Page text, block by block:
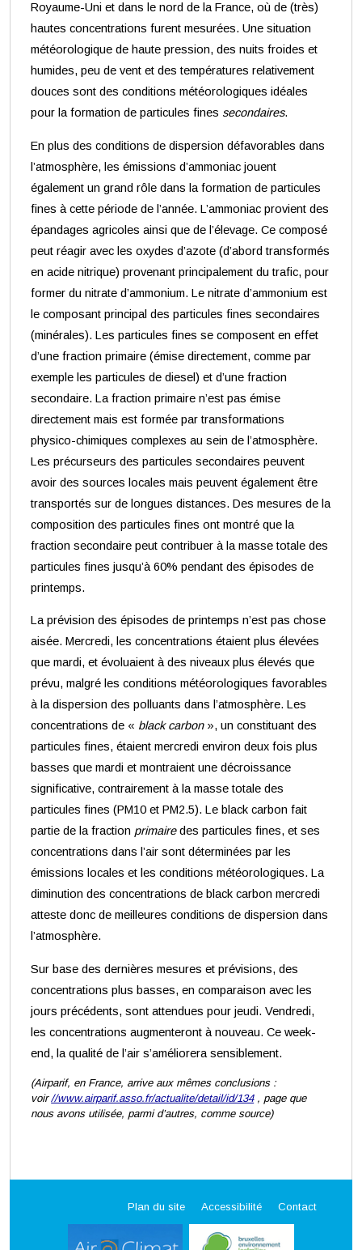
Royaume-Uni et dans le nord de la France, où de (très)
hautes concentrations furent mesurées. Une situation
météorologique de haute pression, des nuits froides et
humides, peu de vent et des températures relativement
douces sont des conditions météorologiques idéales
pour la formation de particules fines secondaires.
En plus des conditions de dispersion défavorables dans
l’atmosphère, les émissions d’ammoniac jouent
également un grand rôle dans la formation de particules
fines à cette période de l’année. L’ammoniac provient des
épandages agricoles ainsi que de l’élevage. Ce composé
peut réagir avec les oxydes d’azote (d’abord transformés
en acide nitrique) provenant principalement du trafic, pour
former du nitrate d’ammonium. Le nitrate d’ammonium est
le composant principal des particules fines secondaires
(minérales). Les particules fines se composent en effet
d’une fraction primaire (émise directement, comme par
exemple les particules de diesel) et d’une fraction
secondaire. La fraction primaire n’est pas émise
directement mais est formée par transformations
physico-chimiques complexes au sein de l’atmosphère.
Les précurseurs des particules secondaires peuvent
avoir des sources locales mais peuvent également être
transportés sur de longues distances. Des mesures de la
composition des particules fines ont montré que la
fraction secondaire peut contribuer à la masse totale des
particules fines jusqu’à 60% pendant des épisodes de
printemps.
La prévision des épisodes de printemps n’est pas chose
aisée. Mercredi, les concentrations étaient plus élevées
que mardi, et évoluaient à des niveaux plus élevés que
prévu, malgré les conditions météorologiques favorables
à la dispersion des polluants dans l’atmosphère. Les
concentrations de « black carbon», un constituant des
particules fines, étaient mercredi environ deux fois plus
basses que mardi et montraient une décroissance
significative, contrairement à la masse totale des
particules fines (PM10 et PM2.5). Le black carbon fait
partie de la fraction primairedes particules fines, et ses
concentrations dans l’air sont déterminées par les
émissions locales et les conditions météorologiques. La
diminution des concentrations de black carbon mercredi
atteste donc de meilleures conditions de dispersion dans
l’atmosphère.
Sur base des dernières mesures et prévisions, des
concentrations plus basses, en comparaison avec les
jours précédents, sont attendues pour jeudi. Vendredi,
les concentrations augmenteront à nouveau. Ce week-
end, la qualité de l’air s’améliorera sensiblement.
(Airparif, en France, arrive aux mêmes conclusions :
voir//www.airparif.asso.fr/actualite/detail/id/134, page que
nous avons utilisée, parmi d’autres, comme source)
Plan du site Accessibilité Contact